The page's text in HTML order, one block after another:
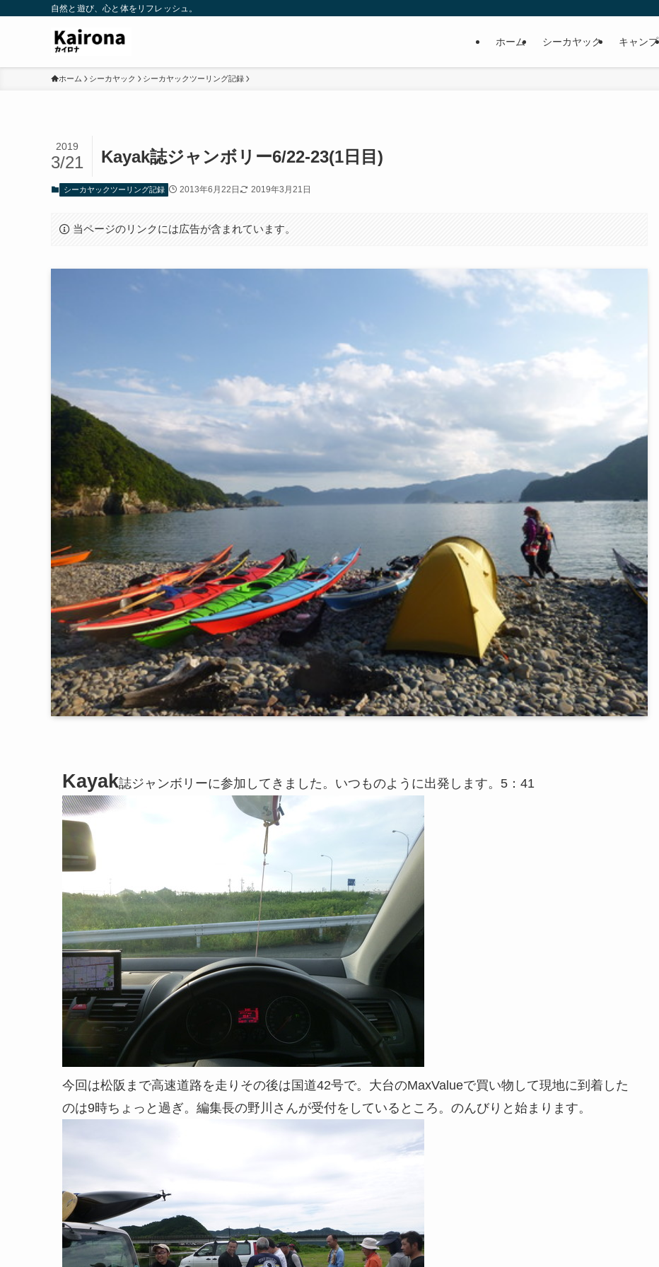
自然と遊び、心と体をリフレッシュ。
ホーム シーカヤック キャンプ
ホーム シーカヤック シーカヤックツーリング記録
Kayak誌ジャンボリー6/22-23(1日目)
2019
3/21
シーカヤックツーリング記録 2013年6月22日 2019年3月21日
当ページのリンクには広告が含まれています。
Kayak誌ジャンボリーに参加してきました。いつものように出発します。5：41
今回は松阪まで高速道路を走りその後は国道42号で。大台のMaxValueで買い物して現地に到着した
のは9時ちょっと過ぎ。編集長の野川さんが受付をしているところ。のんびりと始まります。